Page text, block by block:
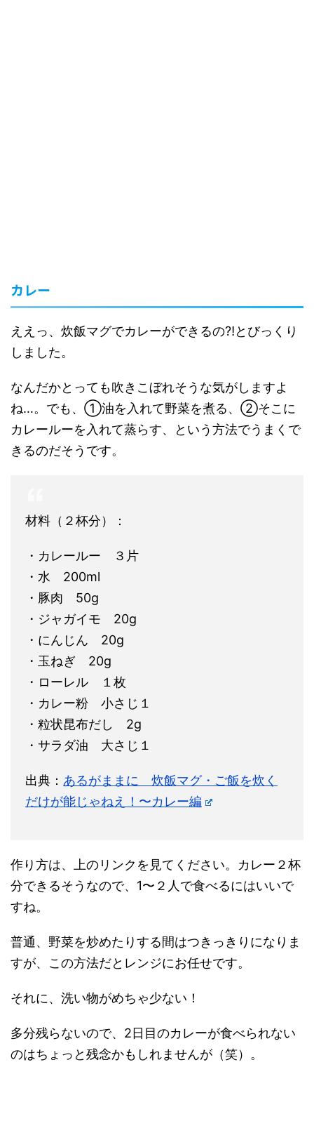
カレー
ええっ、炊飯マグでカレーができるの⁈とびっくり
しました。
なんだかとっても吹きこぼれそうな気がしますよ
ね…。でも、①油を入れて野菜を煮る、②そこに
カレールーを入れて蒸らす、という方法でうまくで
きるのだそうです。
材料（２杯分）：
・カレールー ３片
・水 200ml
・豚肉 50g
・ジャガイモ 20g
・にんじん 20g
・玉ねぎ 20g
・ローレル １枚
・カレー粉 小さじ１
・粒状昆布だし 2g
・サラダ油 大さじ１
出典： あるがままに 炊飯マグ・ご飯を炊く
だけが能じゃねえ！〜カレー編
作り方は、上のリンクを見てください。カレー２杯
分できるそうなので、1〜２人で食べるにはいいで
すね。
普通、野菜を炒めたりする間はつきっきりになりま
すが、この方法だとレンジにお任せです。
それに、洗い物がめちゃ少ない！
多分残らないので、2日目のカレーが食べられない
のはちょっと残念かもしれませんが（笑）。